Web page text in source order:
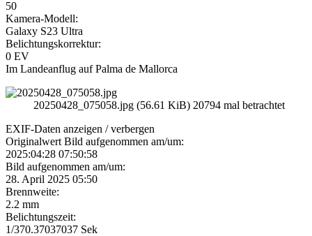
50
Kamera-Modell:
Galaxy S23 Ultra
Belichtungskorrektur:
0 EV
Im Landeanflug auf Palma de Mallorca
20250428_075058.jpg (56.61 KiB) 20794 mal betrachtet
EXIF-Daten anzeigen / verbergen
Originalwert Bild aufgenommen am/um:
2025:04:28 07:50:58
Bild aufgenommen am/um:
28. April 2025 05:50
Brennweite:
2.2 mm
Belichtungszeit:
1/370.37037037 Sek